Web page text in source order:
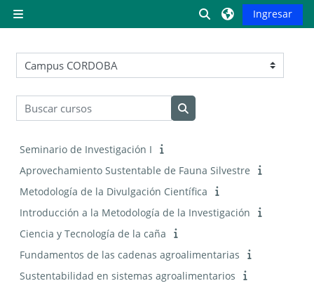
Pánel lateral
Activar oIngresar
Categorías
Buscar cursos
Seminario de Investigación I
Aprovechamiento Sustentable de Fauna Silvestre
Metodología de la Divulgación Científica
Introducción a la Metodología de la Investigación
Ciencia y Tecnología de la caña
Fundamentos de las cadenas agroalimentarias
Sustentabilidad en sistemas agroalimentarios